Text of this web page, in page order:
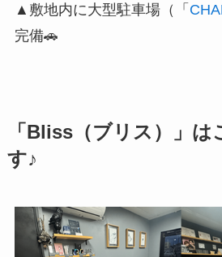
▲敷地内に大型駐車場（「
完備🚗
「Bliss（ブリス）」
す♪